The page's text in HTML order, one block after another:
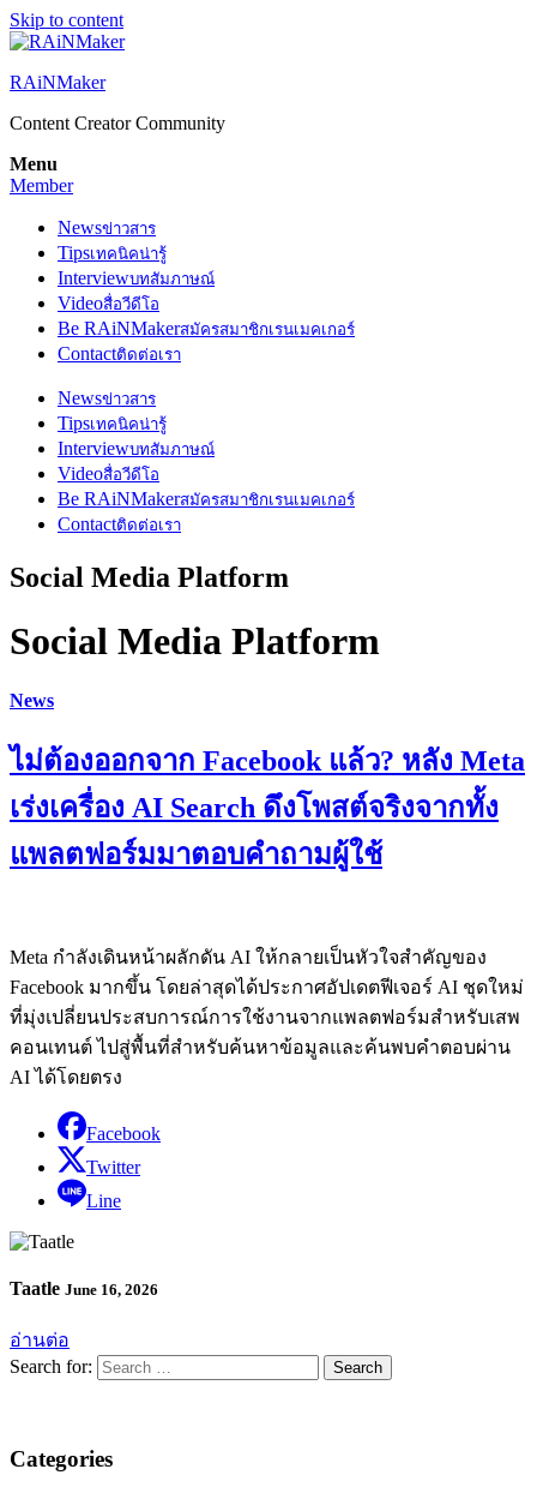
Skip to content
RAiNMaker
Content Creator Community
Menu
Member
Newsข่าวสาร
Tipsเทคนิคน่ารู้
Interviewบทสัมภาษณ์
Videoสื่อวีดีโอ
Be RAiNMakerสมัครสมาชิกเรนเมคเกอร์
Contactติดต่อเรา
Newsข่าวสาร
Tipsเทคนิคน่ารู้
Interviewบทสัมภาษณ์
Videoสื่อวีดีโอ
Be RAiNMakerสมัครสมาชิกเรนเมคเกอร์
Contactติดต่อเรา
Social Media Platform
Social Media Platform
News
ไม่ต้องออกจาก Facebook แล้ว? หลัง Meta
เร่งเครื่อง AI Search ดึงโพสต์จริงจากทั้ง
แพลตฟอร์มมาตอบคำถามผู้ใช้
Meta กำลังเดินหน้าผลักดัน AI ให้กลายเป็นหัวใจสำคัญของ
Facebook มากขึ้น โดยล่าสุดได้ประกาศอัปเดตฟีเจอร์ AI ชุดใหม่
ที่มุ่งเปลี่ยนประสบการณ์การใช้งานจากแพลตฟอร์มสำหรับเสพ
คอนเทนต์ ไปสู่พื้นที่สำหรับค้นหาข้อมูลและค้นพบคำตอบผ่าน
AI ได้โดยตรง
Facebook
Twitter
Line
Taatle June 16, 2026
อ่านต่อ
Search for:
Categories